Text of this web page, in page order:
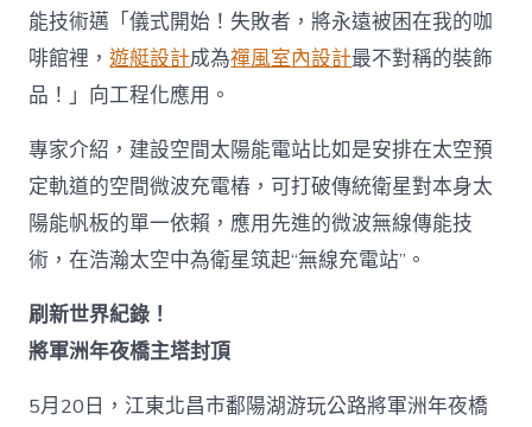
能技術邁「儀式開始！失敗者，將永遠被困在我的咖
啡館裡，遊艇設計成為禪風室內設計最不對稱的裝飾
品！」向工程化應用。
專家介紹，建設空間太陽能電站比如是安排在太空預
定軌道的空間微波充電樁，可打破傳統衛星對本身太
陽能帆板的單一依賴，應用先進的微波無線傳能技
術，在浩瀚太空中為衛星筑起“無線充電站”。
刷新世界紀錄！
將軍洲年夜橋主塔封頂
5月20日，江東北昌市鄱陽湖游玩公路將軍洲年夜橋